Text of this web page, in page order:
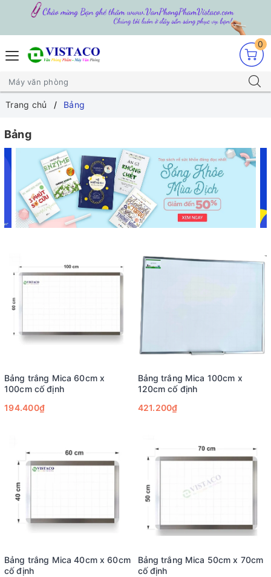
0
Trang chủ Bảng
Bảng
Bảng trắng Mica 60cm x
100cm cố định
194.400₫
Bảng trắng Mica 100cm x
120cm cố định
421.200₫
Bảng trắng Mica 40cm x 60cm
cố định
Bảng trắng Mica 50cm x 70cm
cố định